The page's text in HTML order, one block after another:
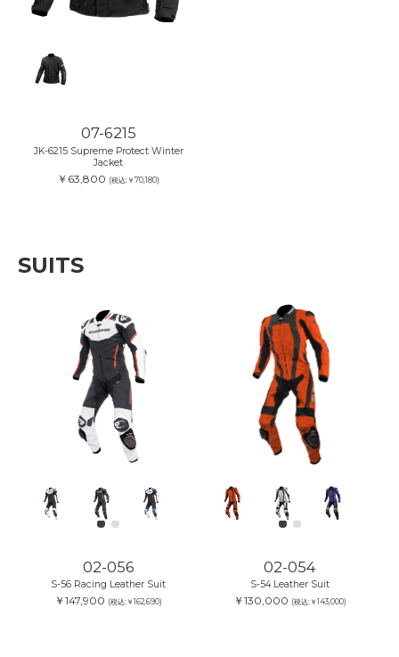
07-6215
JK-6215 Supreme Protect Winter
Jacket
￥63,800 (税込:￥70,180)
SUITS
02-056
S-56 Racing Leather Suit
￥147,900 (税込:￥162,690)
02-054
S-54 Leather Suit
￥130,000 (税込:￥143,000)